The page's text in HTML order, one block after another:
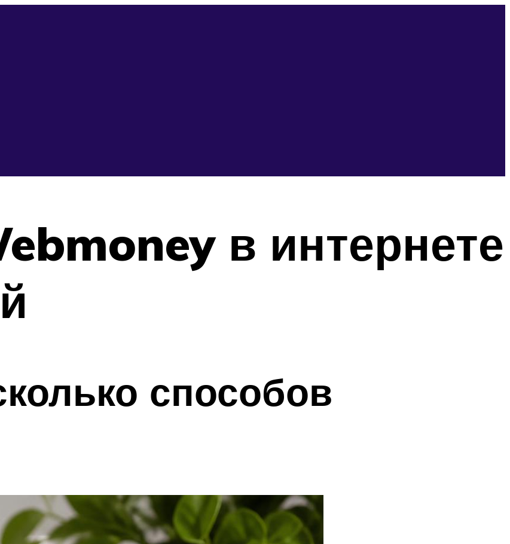
в интернете
способов